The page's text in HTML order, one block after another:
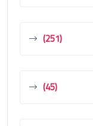
(251)
(45)